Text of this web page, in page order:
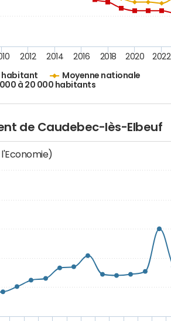
habitant
Moyenne nationale
000 à 20 000 habitants
2012 2014 2016 2018 2020 2022
de Caudebec-lès-Elbeuf